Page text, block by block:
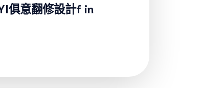
俱意翻修設計f in